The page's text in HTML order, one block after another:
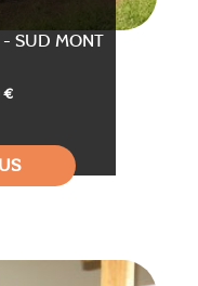
- SUD MONT
€